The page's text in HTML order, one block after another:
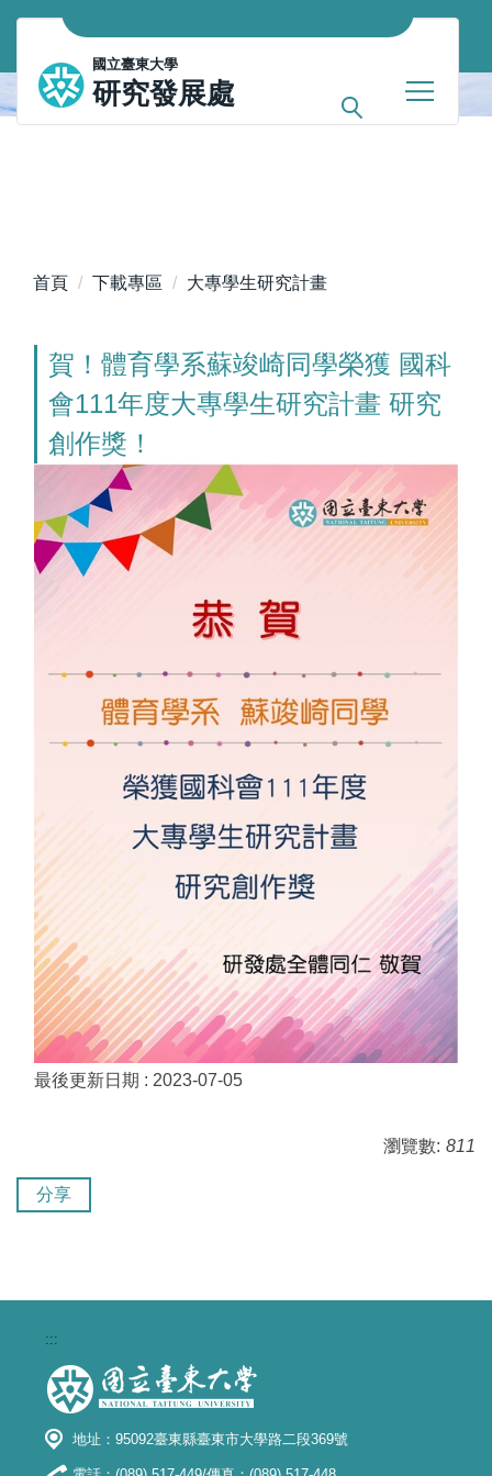
跳
主
內
國立臺東大學
研究發展處
首頁 下載專區 大專學生研究計畫
賀！體育學系蘇竣崎同學榮獲 國科
會111年度大專學生研究計畫 研究
創作獎！
最後更新日期 : 2023-07-05
瀏覽數: 811
分享
:::
地址：95092臺東縣臺東市大學路二段369號